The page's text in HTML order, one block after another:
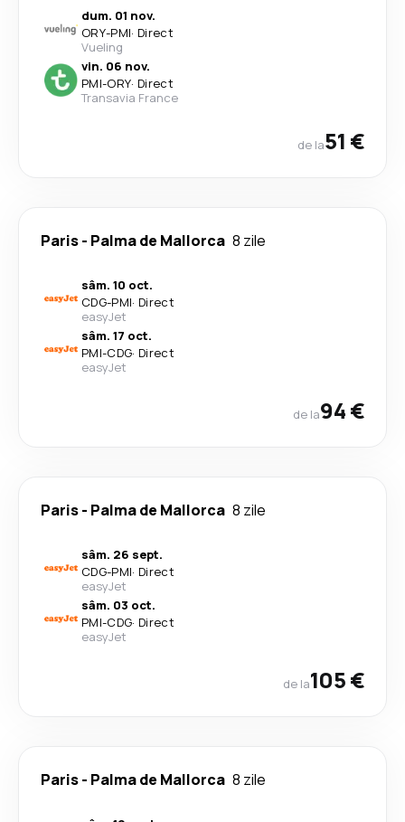
dum. 01 nov.
ORY-PMI· Direct
Vueling
vin. 06 nov.
PMI-ORY· Direct
Transavia France
de la51 €
Paris- Palma de Mallorca 8 zile
sâm. 10 oct.
CDG-PMI· Direct
easyJet
sâm. 17 oct.
PMI-CDG· Direct
easyJet
de la94 €
Paris- Palma de Mallorca 8 zile
sâm. 26 sept.
CDG-PMI· Direct
easyJet
sâm. 03 oct.
PMI-CDG· Direct
easyJet
de la105 €
Paris- Palma de Mallorca 8 zile